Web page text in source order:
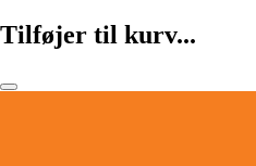
Tilføjer til kurv...